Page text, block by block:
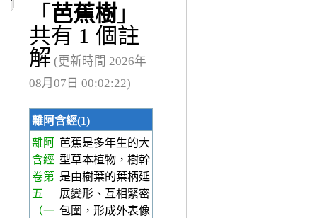
「 芭蕉樹」
共有 1 個註
解 (更新時間 2026年
08月07日 00:02:22)
雜阿含經(1)
雜阿
含經
卷第
五
（一
芭蕉是多年生的大
型草本植物，樹幹
是由樹葉的葉柄延
展變形、互相緊密
包圍，形成外表像